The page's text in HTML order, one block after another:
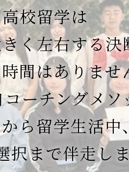
校留学は
く左右する決
間はありませ
ーチングメソ
ら留学生活中
択まで伴走し